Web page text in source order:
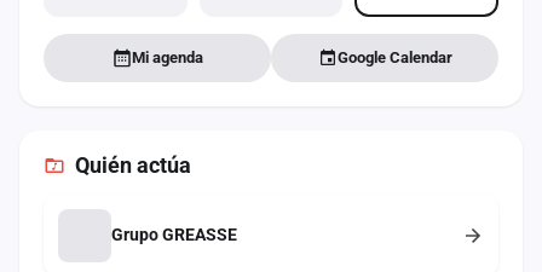
Mi agenda Google Calendar
Quién actúa
Grupo GREASSE